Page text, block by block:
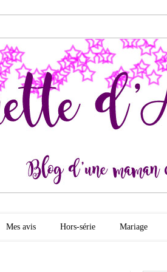
d'amour
Mes avis Hors-série Mariage